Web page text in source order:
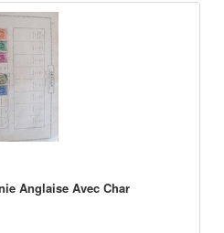
Anglaise Avec Char